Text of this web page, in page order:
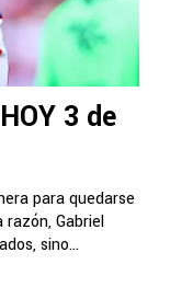
3 de
para quedarse
Gabriel
sino...